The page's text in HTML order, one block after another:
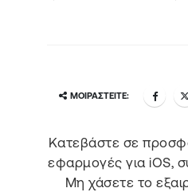
ΜΟΙΡΑΣΤΕΊΤΕ:
Κατεβάστε σε
εφαρμογές για iOS,
Μη χάσετε το